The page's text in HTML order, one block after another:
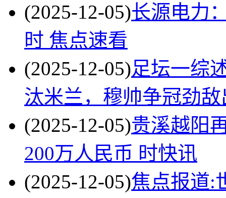
(2025-12-05)长源电力
时 焦点速看
(2025-12-05)足坛一综
汰米兰，穆帅争冠劲敌
(2025-12-05)贵溪越阳
200万人民币 时快讯
(2025-12-05)焦点报道: